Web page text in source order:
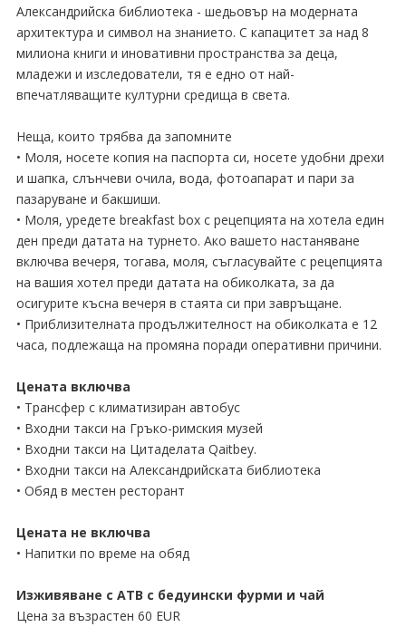
Александрийска библиотека - шедьовър на модерната
архитектура и символ на знанието. С капацитет за над 8
милиона книги и иновативни пространства за деца,
младежи и изследователи, тя е едно от най-
впечатляващите културни средища в света.
Неща, които трябва да запомните
• Моля, носете копия на паспорта си, носете удобни дрехи
и шапка, слънчеви очила, вода, фотоапарат и пари за
пазаруване и бакшиши.
• Моля, уредете breakfast box с рецепцията на хотела един
ден преди датата на турнето. Ако вашето настаняване
включва вечеря, тогава, моля, съгласувайте с рецепцията
на вашия хотел преди датата на обиколката, за да
осигурите късна вечеря в стаята си при завръщане.
• Приблизителната продължителност на обиколката е 12
часа, подлежаща на промяна поради оперативни причини.
Цената включва
• Трансфер с климатизиран автобус
• Входни такси на Гръко-римския музей
• Входни такси на Цитаделата Qaitbey.
• Входни такси на Александрийската библиотека
• Обяд в местен ресторант
Цената не включва
• Напитки по време на обяд
Изживяване с АТВ с бедуински фурми и чай
Цена за възрастен 60 EUR